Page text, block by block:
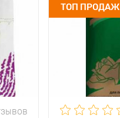
ТОП ПРОДАЖ